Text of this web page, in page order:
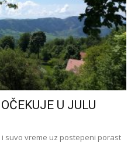
U JULU
suvo vreme uz postepeni porast